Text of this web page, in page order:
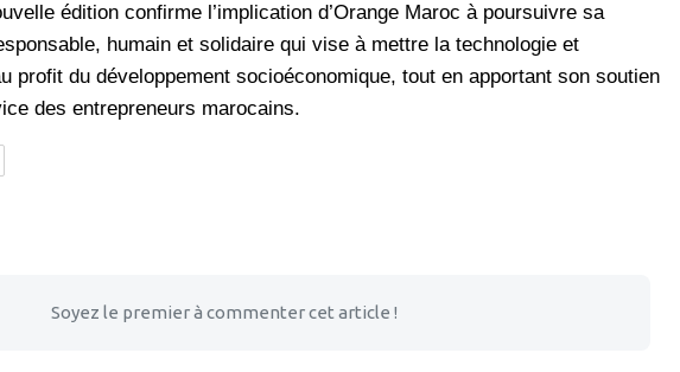
édition confirme l’implication d’Orange Maroc à poursuivre sa
humain et solidaire qui vise à mettre la technologie et
profit du développement socioéconomique, tout en apportant son soutien
des entrepreneurs marocains.
Soyez le premier à commenter cet article !